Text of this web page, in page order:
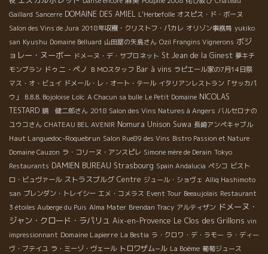
Gaillard Sancerre DOMAINE DES AMIEL L'Herbefolle オスピス・ド・ボーヌ
Salon des Vins de Jura 2018年収穫・クリストフ・パカレ オリゾン事務局 yukiko
san Kyushu Domaine Belluard 山田屋の矢島さん Ozil Frangins Vignerons ボジ
ョレー・ヌーボー ドメーヌ・デ・サブロネット St Jean de la Ginest 夢キチ
モンブラン ドゥニ・ペノ ＢＭОスタッフ Bar à vins ラピエール家の7月14日祭
マス・オ・ビュイ ドメール・レ・オート・テール イタリアンレストラン「サッカパ
ウ」
B.B.B. Bojoloise Loïc A Chacun sa bulle Le Petit Domaine NICOLAS
TESTARD 鏡 健二郎さん 2018 Salon des Vins Natures à Angers バルセロナの
ユウコさん CHATEAU BEL AVENIR Nomura Unison Suwa 長崎アンペキャブル
Haut Languedoc-Roquebrun Salon Rue89 des Vins Bistro Passion et Nature
Domaine Cauzon ラ・コリーヌ・アンスピレ Simone mère de Derain Tokyo
Restaurants DAMIEN BUREAU Strasbourg Spain Andalucia ペシコ ビスト
ロ・ビュヴァール ストラスブルグ Centre ジュール・ショヴェ Alliq Hashimoto
san ブレンダン・トレイシー エメ・コメラス Event Tour Beeaujolais Restaurant
3 étoiles Auberge du Puis Alma Mater Brendan Tracy アルティザン ドメーヌ・
ジャン・クロード・ラパリュ Aix-en-Provence Le Clos des Grillons vin
impressionnant Domaine Lapierre La Bestia ラ・クロワ・デ・ラモー ラ・ディー
ヴ・ブテイユ ラ・ミーゾ・ヴェール トロワザム−ル La Boème 葡萄ジュース